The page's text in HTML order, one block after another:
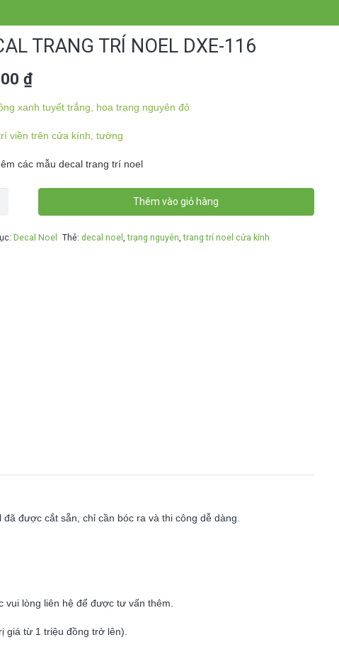
TRANG TRÍ NOEL DXE-116
₫
xanh tuyết trắng, hoa trạng nguyên đỏ
viền trên cửa kính, tường
các mẫu decal trang trí noel
Thêm vào giỏ hàng
Decal Noel Thẻ:decal noel,trạng nguyên,trang trí noel cửa kính
được cắt sẵn, chỉ cần bóc ra và thi công dễ dàng.
lòng liên hệ để được tư vấn thêm.
giá từ 1 triệu đồng trở lên).